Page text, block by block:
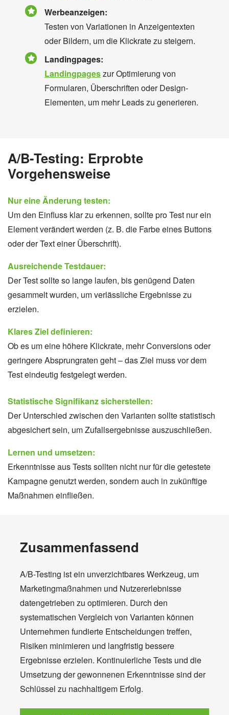
Werbeanzeigen:
Testen von Variationen in Anzeigentexten
oder Bildern, um die Klickrate zu steigern.
Landingpages:
Landingpageszur Optimierung von
Formularen, Überschriften oder Design-
Elementen, um mehr Leads zu generieren.
A/B-Testing: Erprobte
Vorgehensweise
Nur eine Änderung testen:
Um den Einfluss klar zu erkennen, sollte pro Test nur ein
Element verändert werden (z. B. die Farbe eines Buttons
oder der Text einer Überschrift).
Ausreichende Testdauer:
Der Test sollte so lange laufen, bis genügend Daten
gesammelt wurden, um verlässliche Ergebnisse zu
erzielen.
Klares Ziel definieren:
Ob es um eine höhere Klickrate, mehr Conversions oder
geringere Absprungraten geht – das Ziel muss vor dem
Test eindeutig festgelegt werden.
Statistische Signifikanz sicherstellen:
Der Unterschied zwischen den Varianten sollte statistisch
abgesichert sein, um Zufallsergebnisse auszuschließen.
Lernen und umsetzen:
Erkenntnisse aus Tests sollten nicht nur für die getestete
Kampagne genutzt werden, sondern auch in zukünftige
Maßnahmen einfließen.
Zusammenfassend
A/B-Testing ist ein unverzichtbares Werkzeug, um
Marketingmaßnahmen und Nutzererlebnisse
datengetrieben zu optimieren. Durch den
systematischen Vergleich von Varianten können
Unternehmen fundierte Entscheidungen treffen,
Risiken minimieren und langfristig bessere
Ergebnisse erzielen. Kontinuierliche Tests und die
Umsetzung der gewonnenen Erkenntnisse sind der
Schlüssel zu nachhaltigem Erfolg.